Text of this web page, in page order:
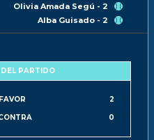
Olivia Amada Segú - 2
Alba Guisado - 2
PARTIDO
2
0